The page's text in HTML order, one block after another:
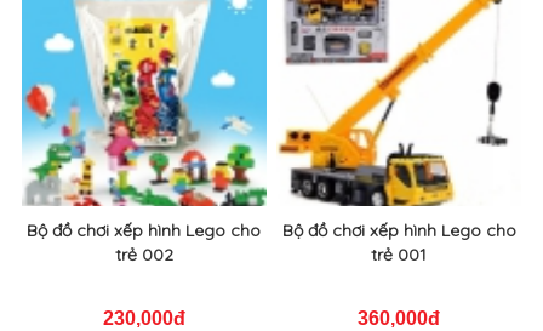
Bộ đồ chơi xếp hình Lego cho
trẻ 002
230,000đ
Bộ đồ chơi xếp hình Lego cho
trẻ 001
360,000đ